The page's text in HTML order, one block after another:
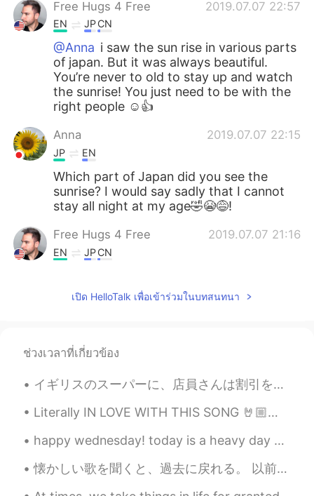
Free Hugs 4 Free 2019.07.07 22:57
EN JPCN
@Anna i saw the sun rise in various parts
of japan. But it was always beautiful.
You’re never to old to stay up and watch
the sunrise! You just need to be with the
right people ☺️👍
Anna 2019.07.07 22:15
JP EN
Which part of Japan did you see the
sunrise? I would say sadly that I cannot
stay all night at my age🤣😭😅!
Free Hugs 4 Free 2019.07.07 21:16
EN JPCN
aka13 2019.07.07 21:13
Please come to Japan!😊
เปิด HelloTalk เพื่อเข้าร่วมในบทสนทนา
ช่วงเวลาที่เกี่ยวข้อง
イギリスのスーパーに、店員さんは割引を出し始める。お客さんはハゲタカのように店員さんを取り巻いてくる。お客さんが激しくなれるから安全垣根が立てられている。日本と同じように、一番激しいのはおばあち...
Literally IN LOVE WITH THIS SONG 🤘🏼🤘🏼🤘🏼🤘🏼🤘🏼👇🏼👇🏼👇🏼👇🏼 https://youtube.com/playlist?list=RDbm6tXR1...
happy wednesday! today is a heavy day but nothing makes my heart feel happier than a pretty sky...
懐かしい歌を聞くと、過去に戻れる。 以前、私は日本に住んでいました。 目をつぶってあの曲を聞くと、日本を思い出す。 ① 情熱大陸のテーマ 工場では毎日「安全の時間」に流れたので社員生活を思い出...